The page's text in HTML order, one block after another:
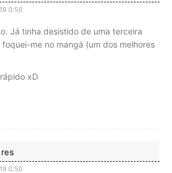
0:50
Já tinha desistido de uma terceira
me no mangá (um dos melhores
xD
0:50